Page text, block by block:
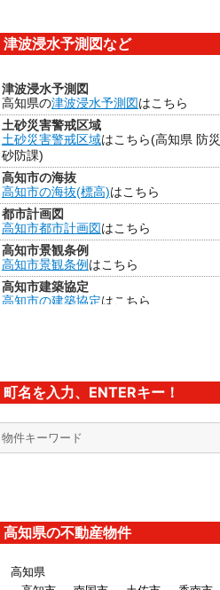
津波浸水予測図など
津波浸水予測図
高知県の津波浸水予測図はこちら
土砂災害警戒区域
土砂災害警戒区域はこちら(高知県 防災
砂防課)
高知市の海抜
高知市の海抜(標高)はこちら
都市計画図
高知市都市計画図はこちら
高知市景観条例
高知市景観条例 はこちら
高知市建築協定
高知市の建築協定はこちら
香南市の海抜（標高）はこちら
高知市大規模盛土造成地マップはこち
ら
町名を入力、ENTERキー！
高知県の不動産物件
高知県